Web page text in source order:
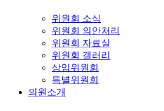
위원회 소식
위원회 의안처리
위원회 자료실
위원회 갤러리
상임위원회
특별위원회
의원소개